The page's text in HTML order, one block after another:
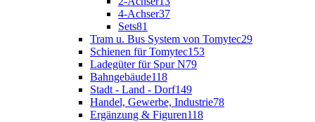
4-Achser37
Sets81
Tram u. Bus System von Tomytec29
Schienen für Tomytec153
Ladegüter für Spur N79
Bahngebäude118
Stadt - Land - Dorf149
Handel, Gewerbe, Industrie78
Ergänzung & Figuren118